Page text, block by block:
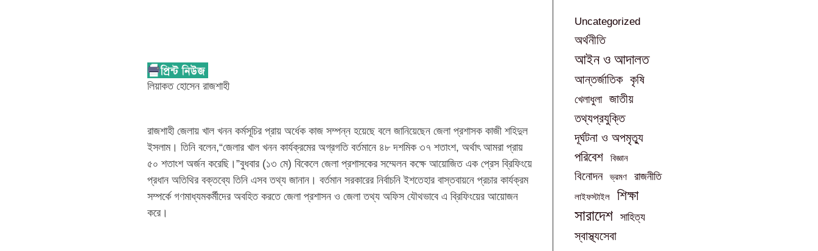
লিয়াকত হোসেন রাজশাহী
রাজশাহী জেলায় খাল খনন কর্মসূচির প্রায় অর্ধেক কাজ সম্পন্ন হয়েছে বলে জানিয়েছেন জেলা প্রশাসক কাজী শহিদুল
ইসলাম। তিনি বলেন,“জেলার খাল খনন কার্যক্রমের অগ্রগতি বর্তমানে ৪৮ দশমিক ৩৭ শতাংশ, অর্থাৎ আমরা প্রায়
৫০ শতাংশ অর্জন করেছি।”বুধবার (১৩ মে) বিকেলে জেলা প্রশাসকের সম্মেলন কক্ষে আয়োজিত এক প্রেস ব্রিফিংয়ে
প্রধান অতিথির বক্তব্যে তিনি এসব তথ্য জানান। বর্তমান সরকারের নির্বাচনি ইশতেহার বাস্তবায়নে প্রচার কার্যক্রম
সম্পর্কে গণমাধ্যমকর্মীদের অবহিত করতে জেলা প্রশাসন ও জেলা তথ্য অফিস যৌথভাবে এ ব্রিফিংয়ের আয়োজন
করে।
Uncategorized
অর্থনীতি
আইন ও আদালত
আন্তর্জাতিক কৃষি
খেলাধুলা জাতীয়
তথ্যপ্রযুক্তি
দূর্ঘটনা ও অপমৃত্যু
পরিবেশ বিজ্ঞান
বিনোদন ভ্রমণ রাজনীতি
লাইফস্টাইল শিক্ষা
সারাদেশ সাহিত্য
স্বাস্থ্যসেবা